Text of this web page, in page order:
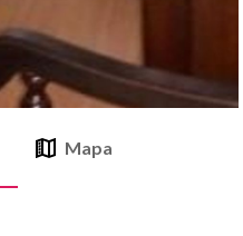
Mapa